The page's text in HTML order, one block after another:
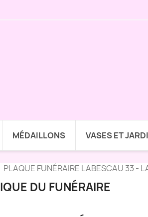
MÉDAILLONS VASES ET
PLAQUE FUNÉRAIRE LABESCAU 33 -
DU FUNÉRAIRE